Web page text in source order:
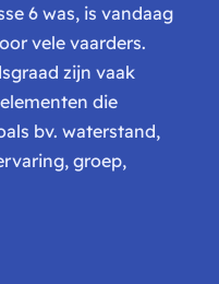
6 was, is vandaag
vele vaarders.
zijn vaak
die
bv. waterstand,
groep,